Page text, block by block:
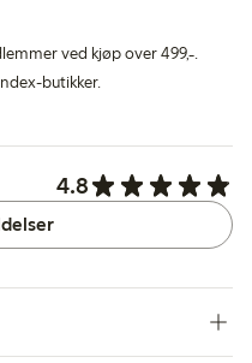
ved kjøp over 499,-.
butikker.
4.8